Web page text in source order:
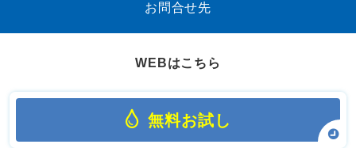
お問合せ先
WEBはこちら
無料お試し